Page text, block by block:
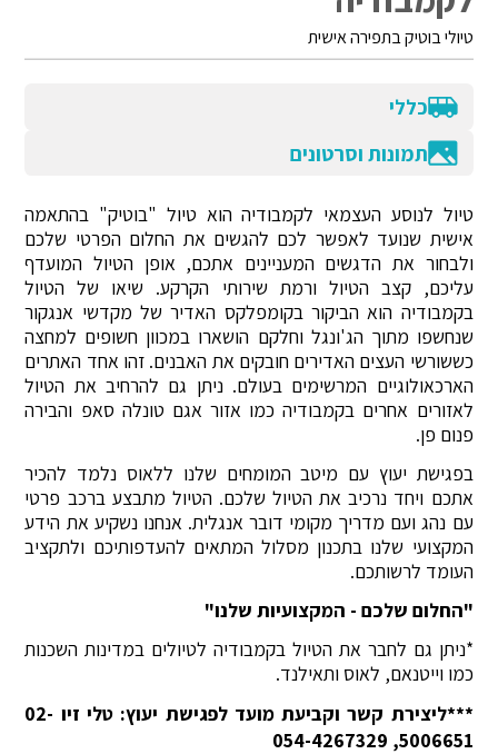
טיולי בוטיק בתפירה אישית
כללי
תמונות וסרטונים
טיול לנוסע העצמאי לקמבודיה הוא טיול "בוטיק" בהתאמה
אישית שנועד לאפשר לכם להגשים את החלום הפרטי שלכם
ולבחור את הדגשים המעניינים אתכם, אופן הטיול המועדף
עליכם, קצב הטיול ורמת שירותי הקרקע. שיאו של הטיול
בקמבודיה הוא הביקור בקומפלקס האדיר של מקדשי אנגקור
שנחשפו מתוך הג'ונגל וחלקם הושארו במכוון חשופים למחצה
כששורשי העצים האדירים חובקים את האבנים. זהו אחד האתרים
הארכאולוגיים המרשימים בעולם. ניתן גם להרחיב את הטיול
לאזורים אחרים בקמבודיה כמו אזור אגם טונלה סאפ והבירה
פנום פן.
בפגישת יעוץ עם מיטב המומחים שלנו ללאוס נלמד להכיר
אתכם ויחד נרכיב את הטיול שלכם. הטיול מתבצע ברכב פרטי
עם נהג ועם מדריך מקומי דובר אנגלית. אנחנו נשקיע את הידע
המקצועי שלנו בתכנון מסלול המתאים להעדפותיכם ולתקציב
העומד לרשותכם.
"החלום שלכם - המקצועיות שלנו"
*ניתן גם לחבר את הטיול בקמבודיה לטיולים במדינות השכנות
כמו וייטנאם, לאוס ותאילנד.
***ליצירת קשר וקביעת מועד לפגישת יעוץ: טלי זיו 02-
5006651, 054-4267329